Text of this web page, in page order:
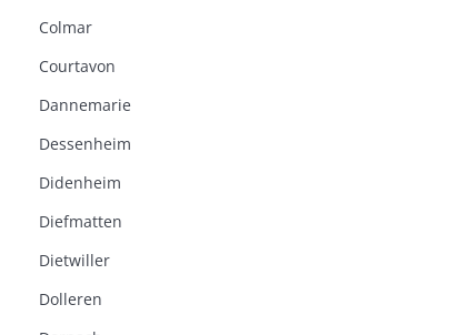
Colmar
Courtavon
Dannemarie
Dessenheim
Didenheim
Diefmatten
Dietwiller
Dolleren